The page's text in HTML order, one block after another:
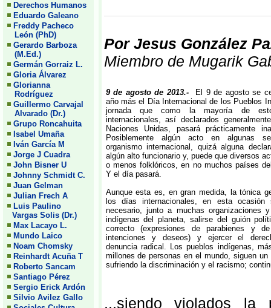
Derechos Humanos
Eduardo Galeano
Freddy Pacheco
León (PhD)
Gerardo Barboza
(M.Ed.)
Germán Gorraiz L.
Gloria Álvarez
Glorianna
Rodríguez
Guillermo Carvajal
Alvarado (Dr.)
Grupo Roncahuita
Isabel Umaña
Iván García M
Jorge J Cuadra
John Bisner U
Johnny Schmidt C.
Juan Gelman
Julian Frech A
Luis Paulino
Vargas Solis (Dr.)
Max Lacayo L.
Mundo Laico
Noam Chomsky
Reinhardt Acuña T
Roberto Sancam
Santiago Pérez
Sergio Erick Ardón
Silvio Avilez Gallo
Por Jesus González
Miembro de Mugarik
9 de agosto de 2013.-
El 9 de agosto se
año más el Día Internacional de los Pueblos
jornada que como la mayoría de
internacionales, así declarados
Naciones Unidas, pasará prácticamente
Posiblemente algún acto en algunas
organismo internacional, quizá alguna
algún alto funcionario y, puede que diversos
o menos folklóricos, en no muchos países
Y el día pasará.
Aunque esta es, en gran medida, la tónica
los días internacionales, en esta ocasión
necesario, junto a muchas organizaciones
indígenas del planeta, salirse del guión
correcto (expresiones de parabienes y
intenciones y deseos) y ejercer el
denuncia radical. Los pueblos indígenas,
millones de personas en el mundo, siguen un
sufriendo la discriminación y el racismo;
...siendo violados la